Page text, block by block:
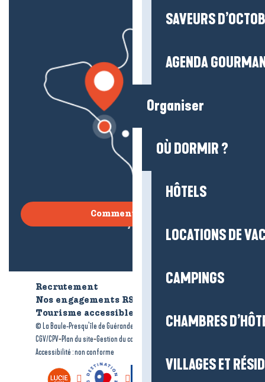
SAVEURS
AGENDA
Organiser
OÙ DORMIR ?
HÔTELS
LOCATIONS DE
CAMPINGS
CHAMBRES
VILLAGES ET
Comment venir ?
Recrutement
Nos engagements RSE
Tourisme accessible
Brochures
© La Baule-Presqu’île de Guérande tourisme Mentions légales-
CGV/CPV-Plan du site-Gestion du consentement
Accessibilité : non conforme